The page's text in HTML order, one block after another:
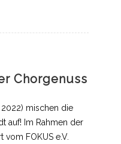
Chorgenuss
mischen die
auf! Im Rahmen der
vom FOKUS e.V.